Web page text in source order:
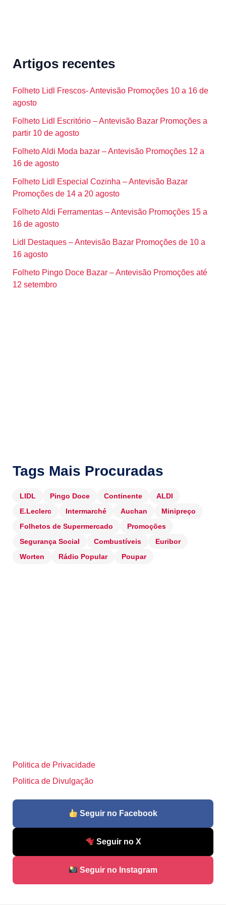
Artigos recentes
Folheto Lidl Frescos- Antevisão Promoções 10 a 16 de
agosto
Folheto Lidl Escritório – Antevisão Bazar Promoções a
partir 10 de agosto
Folheto Aldi Moda bazar – Antevisão Promoções 12 a
16 de agosto
Folheto Lidl Especial Cozinha – Antevisão Bazar
Promoções de 14 a 20 agosto
Folheto Aldi Ferramentas – Antevisão Promoções 15 a
16 de agosto
Lidl Destaques – Antevisão Bazar Promoções de 10 a
16 agosto
Folheto Pingo Doce Bazar – Antevisão Promoções até
12 setembro
Tags Mais Procuradas
LIDL Pingo Doce Continente
ALDI
E.Leclerc
Intermarché Auchan
Minipreço
Folhetos de Supermercado
Promoções
Segurança Social
Combustíveis
Euribor
Worten
Rádio Popular Poupar
Politica de Privacidade
Politica de Divulgação
Seguir no Facebook
Seguir no X
Seguir no Instagram